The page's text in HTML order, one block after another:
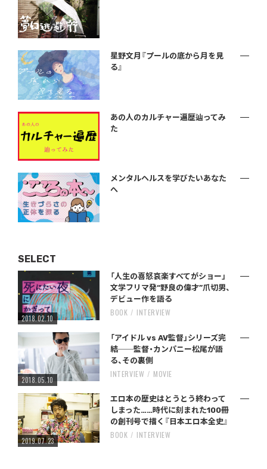
星野文月『プールの底から月を見
る』
あの人のカルチャー遍歴辿ってみ
た
メンタルヘルスを学びたいあなた
へ
SELECT
2018.02.10
「人生の喜怒哀楽すべてがショー」
文学フリマ発“野良の偉才”爪切男、
デビュー作を語る
BOOK INTERVIEW
2018.05.10
「アイドル vs AV監督」シリーズ完
結──監督・カンパニー松尾が語
る、その裏側
INTERVIEW MOVIE
2019.07.23
エロ本の歴史はとうとう終わって
しまった……時代に刻まれた100冊
の創刊号で描く『日本エロ本全史』
BOOK INTERVIEW